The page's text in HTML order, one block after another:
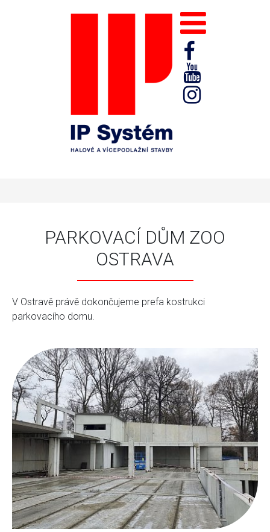
PARKOVACÍ DŮM ZOO
OSTRAVA
V Ostravě právě dokončujeme prefa kostrukci
parkovacího domu.